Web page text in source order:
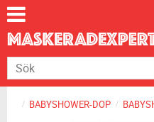
BABYSHOWER-DOP